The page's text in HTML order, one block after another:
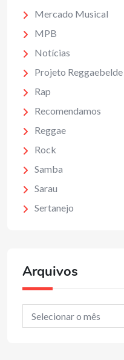
Mercado Musical
MPB
Notícias
Projeto Reggaebelde
Rap
Recomendamos
Reggae
Rock
Samba
Sarau
Sertanejo
Arquivos
Arquivos